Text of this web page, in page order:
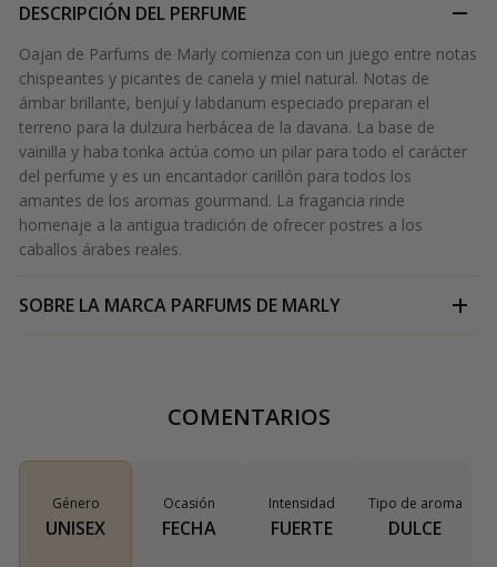
DESCRIPCIÓN DEL PERFUME
Oajan de Parfums de Marly comienza con un juego entre notas
chispeantes y picantes de canela y miel natural. Notas de
ámbar brillante, benjuí y labdanum especiado preparan el
terreno para la dulzura herbácea de la davana. La base de
vainilla y haba tonka actúa como un pilar para todo el carácter
del perfume y es un encantador carillón para todos los
amantes de los aromas gourmand. La fragancia rinde
homenaje a la antigua tradición de ofrecer postres a los
caballos árabes reales.
SOBRE LA MARCA PARFUMS DE MARLY
COMENTARIOS
Género
UNISEX
Ocasión
FECHA
Intensidad
FUERTE
Tipo de aroma
DULCE